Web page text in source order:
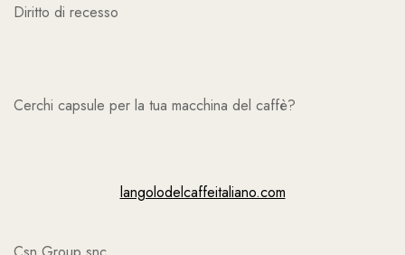
Diritto di recesso
Cerchi capsule per la tua macchina del caffè?
langolodelcaffeitaliano.com